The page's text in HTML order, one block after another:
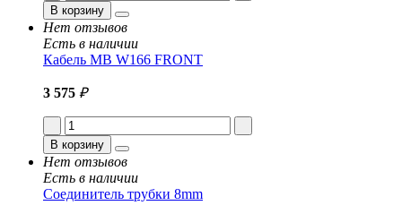
В корзину
Нет отзывов
Есть в наличии
Кабель MB W166 FRONT
3 575 ₽
В корзину
Нет отзывов
Есть в наличии
Соединитель трубки 8mm